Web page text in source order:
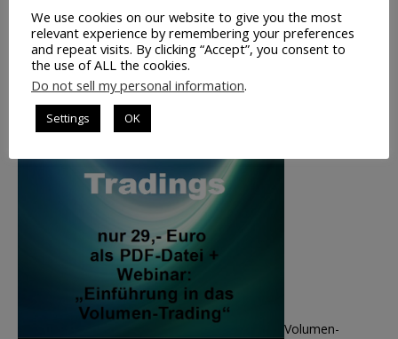
Volumen-
We use cookies on our website to give you the most
relevant experience by remembering your preferences
and repeat visits. By clicking “Accept”, you consent to
the use of ALL the cookies.
Do not sell my personal information.
Settings OK